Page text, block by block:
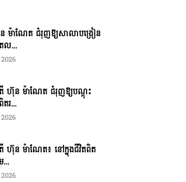
ម៉ាណែត ជំរុញឱ្យសាលាបង្រៀន
ល...
ហ៊ុន ម៉ាណែត ជំរុញឱ្យបណ្តុះ
រ...
ហ៊ុន ម៉ាណែត៖ នៅក្នុងជីវិតពិត